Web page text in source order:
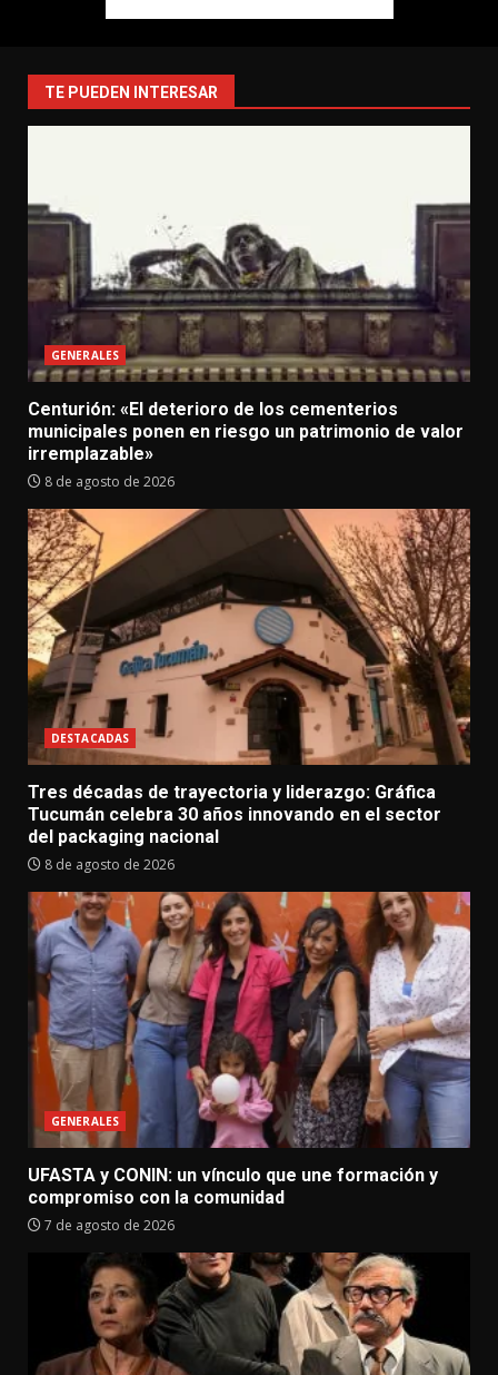
TE PUEDEN INTERESAR
GENERALES
Centurión: «El deterioro de los cementerios
municipales ponen en riesgo un patrimonio de valor
irremplazable»
8 de agosto de 2026
DESTACADAS
Tres décadas de trayectoria y liderazgo: Gráfica
Tucumán celebra 30 años innovando en el sector
del packaging nacional
8 de agosto de 2026
GENERALES
UFASTA y CONIN: un vínculo que une formación y
compromiso con la comunidad
7 de agosto de 2026